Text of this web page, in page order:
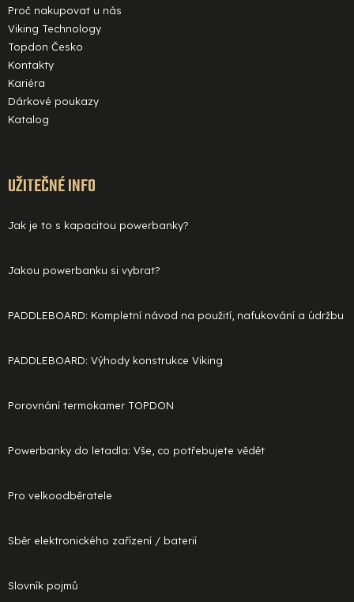
Proč nakupovat u nás
Viking Technology
Topdon Česko
Kontakty
Kariéra
Dárkové poukazy
Katalog
UŽITEČNÉ INFO
Jak je to s kapacitou powerbanky?
Jakou powerbanku si vybrat?
PADDLEBOARD: Kompletní návod na použití, nafukování a údržbu
PADDLEBOARD: Výhody konstrukce Viking
Porovnání termokamer TOPDON
Powerbanky do letadla: Vše, co potřebujete vědět
Pro velkoodběratele
Sběr elektronického zařízení / baterií
Slovník pojmů